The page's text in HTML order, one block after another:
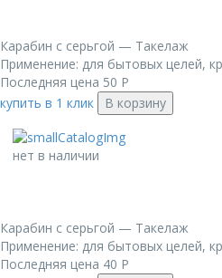
Карабин с серьгой — Такелаж
Применение: для бытовых целей,
Последняя цена 50 Р
купить в 1 клик
В корзину
нет в наличии
Карабин с серьгой — Такелаж
Применение: для бытовых целей,
Последняя цена 40 Р